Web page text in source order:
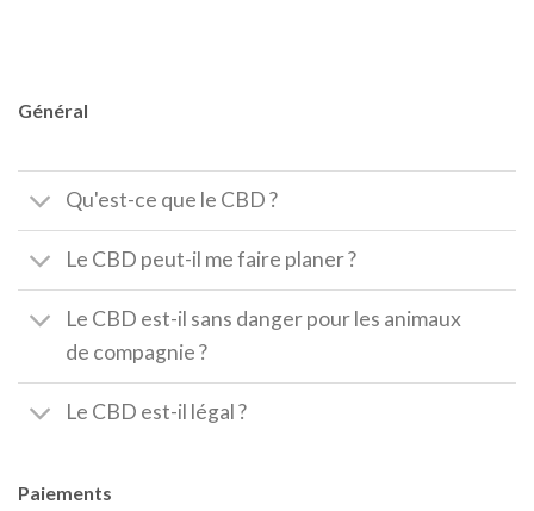
Général
Qu'est-ce que le CBD ?
Le CBD peut-il me faire planer ?
Le CBD est-il sans danger pour les animaux
de compagnie ?
Le CBD est-il légal ?
Paiements